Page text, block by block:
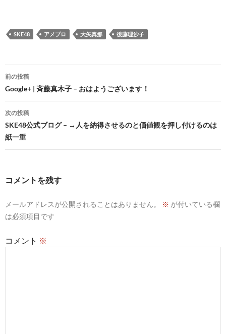
SKE48 アメブロ 大矢真那 後藤理沙子
投
稿
ナ
ビ
ゲ
シ
ン
前の投稿
Google+ | 斉藤真木子 – おはようございます！
次の投稿
SKE48公式ブログ – →人を納得させるのと価値観を押し付けるのは
紙一重
コメントを残す
メールアドレスが公開されることはありません。 ※ が付いている欄
は必須項目です
コメント ※